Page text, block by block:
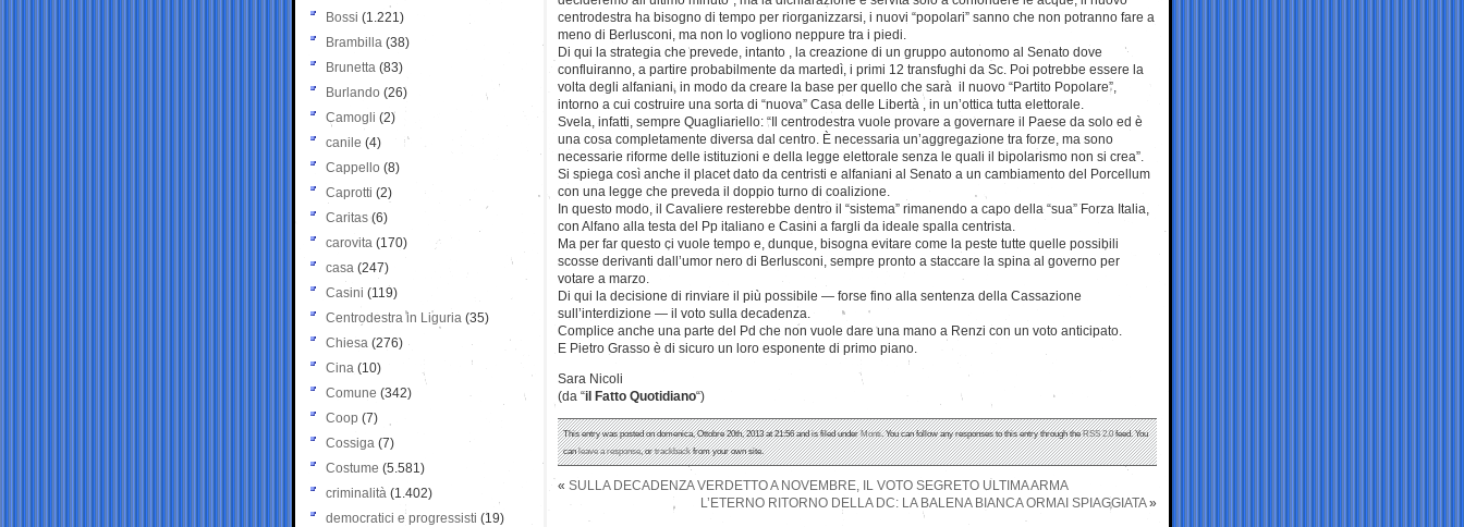
centrodestra ha bisogno di tempo per riorganizzarsi, i nuovi “popolari” sanno che non potranno fare a
meno di Berlusconi, ma non lo vogliono neppure tra i piedi.
Di qui la strategia che prevede, intanto , la creazione di un gruppo autonomo al Senato dove
confluiranno, a partire probabilmente da martedì, i primi 12 transfughi da Sc. Poi potrebbe essere la
volta degli alfaniani, in modo da creare la base per quello che sarà il nuovo “Partito Popolare”,
intorno a cui costruire una sorta di “nuova” Casa delle Libertà , in un’ottica tutta elettorale.
Svela, infatti, sempre Quagliariello: “Il centrodestra vuole provare a governare il Paese da solo ed è
una cosa completamente diversa dal centro. È necessaria un’aggregazione tra forze, ma sono
necessarie riforme delle istituzioni e della legge elettorale senza le quali il bipolarismo non si crea”.
Si spiega così anche il placet dato da centristi e alfaniani al Senato a un cambiamento del Porcellum
con una legge che preveda il doppio turno di coalizione.
In questo modo, il Cavaliere resterebbe dentro il “sistema” rimanendo a capo della “sua” Forza Italia,
con Alfano alla testa del Pp italiano e Casini a fargli da ideale spalla centrista.
Ma per far questo ci vuole tempo e, dunque, bisogna evitare come la peste tutte quelle possibili
scosse derivanti dall’umor nero di Berlusconi, sempre pronto a staccare la spina al governo per
votare a marzo.
Di qui la decisione di rinviare il più possibile — forse fino alla sentenza della Cassazione
sull’interdizione — il voto sulla decadenza.
Complice anche una parte del Pd che non vuole dare una mano a Renzi con un voto anticipato.
E Pietro Grasso è di sicuro un loro esponente di primo piano.
Sara Nicoli
(da “il Fatto Quotidiano“)
This entry was posted on domenica, Ottobre 20th, 2013 at 21:56 and is filed underMonti. You can follow any responses to this entry through theRSS 2.0feed. You
canleave a response, ortrackbackfrom your own site.
« SULLA DECADENZA VERDETTO A NOVEMBRE, IL VOTO SEGRETO ULTIMA ARMA
L’ETERNO RITORNO DELLA DC: LA BALENA BIANCA ORMAI SPIAGGIATA»
Bossi (1.221)
Brambilla (38)
Brunetta (83)
Burlando (26)
Camogli (2)
canile (4)
Cappello (8)
Caprotti (2)
Caritas (6)
carovita (170)
casa (247)
Casini (119)
Centrodestra in Liguria (35)
Chiesa (276)
Cina (10)
Comune (342)
Coop (7)
Cossiga (7)
Costume (5.581)
criminalità (1.402)
democratici e progressisti (19)